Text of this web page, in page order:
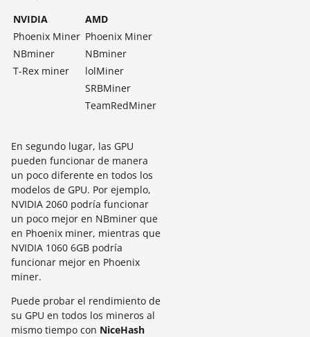
NVIDIA
AMD
Phoenix Miner Phoenix Miner
NBminer
NBminer
T-Rex miner
lolMiner
SRBMiner
TeamRedMiner
En segundo lugar, las GPU
pueden funcionar de manera
un poco diferente en todos los
modelos de GPU. Por ejemplo,
NVIDIA 2060 podría funcionar
un poco mejor en NBminer que
en Phoenix miner, mientras que
NVIDIA 1060 6GB podría
funcionar mejor en Phoenix
miner.
Puede probar el rendimiento de
su GPU en todos los mineros al
mismo tiempo con NiceHash